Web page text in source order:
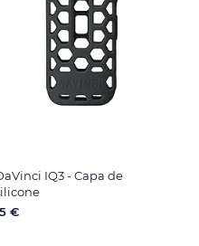
IQ3 - Capa de
€